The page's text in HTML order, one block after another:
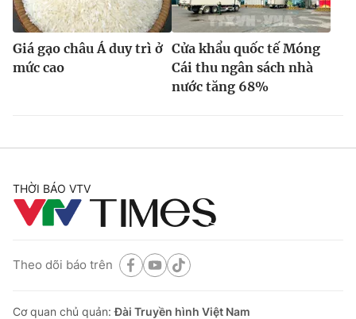
Giá gạo châu Á duy trì ở
mức cao
Cửa khẩu quốc tế Móng
Cái thu ngân sách nhà
nước tăng 68%
THỜI BÁO VTV
Theo dõi báo trên
Cơ quan chủ quản:Đài Truyền hình Việt Nam